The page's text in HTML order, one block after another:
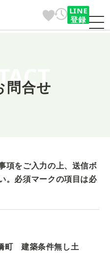
LINE
登録
問合せ
項をご入力の上、送信ボ
必須マークの項目は必
町 建築条件無し土